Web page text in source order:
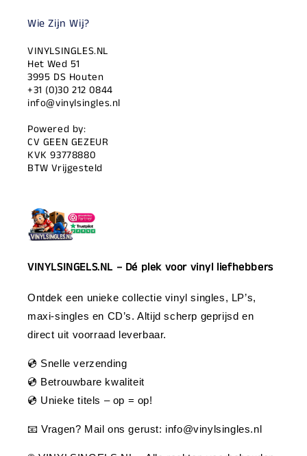
Wie Zijn Wij?
VINYLSINGLES.NL
Het Wed 51
3995 DS Houten
+31 (0)30 212 0844
info@vinylsingles.nl
Powered by:
CV GEEN GEZEUR
KVK 93778880
BTW Vrijgesteld
VINYLSINGELS.NL – Dé plek voor vinyl liefhebbers
Ontdek een unieke collectie vinyl singles, LP’s,
maxi-singles en CD’s. Altijd scherp geprijsd en
direct uit voorraad leverbaar.
💿 Snelle verzending
💿 Betrouwbare kwaliteit
💿 Unieke titels – op = op!
📧 Vragen? Mail ons gerust: info@vinylsingles.nl